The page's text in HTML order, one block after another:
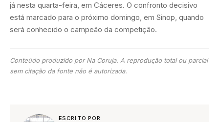
já nesta quarta-feira, em Cáceres. O confronto decisivo
está marcado para o próximo domingo, em Sinop, quando
será conhecido o campeão da competição.
Conteúdo produzido por Na Coruja. A reprodução total ou parcial
sem citação da fonte não é autorizada.
ESCRITO POR